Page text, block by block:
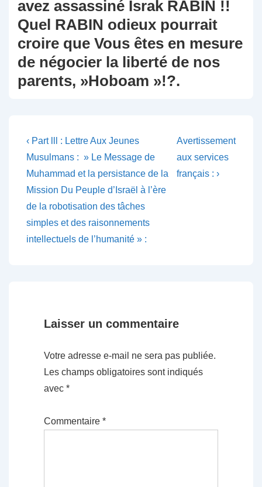
avez assassiné Israk RABIN !!
Quel RABIN odieux pourrait
croire que Vous êtes en mesure
de négocier la liberté de nos
parents, »Hoboam »!?.
Navigation
de
l’article
Previous
Post
is
‹ Part lll : Lettre Aux Jeunes
Musulmans : » Le Message de
Muhammad et la persistance de la
Mission Du Peuple d’Israël à l’ère
de la robotisation des tâches
simples et des raisonnements
intellectuels de l’humanité » :
Next
Post
is
Avertissement
aux services
français : ›
Laisser un commentaire
Votre adresse e-mail ne sera pas publiée.
Les champs obligatoires sont indiqués
avec *
Commentaire *